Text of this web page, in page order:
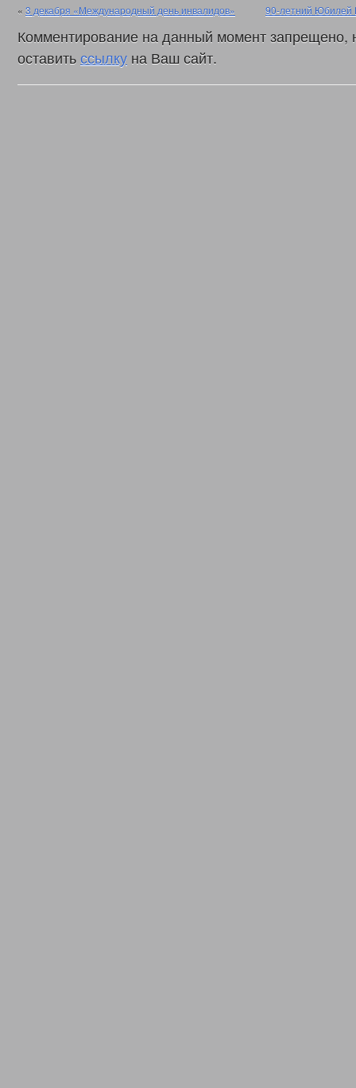
« 3 декабря «Международный день инвалидов» 90-летний Юбилей
Комментирование на данный момент запрещено,
оставитьссылку на Ваш сайт.